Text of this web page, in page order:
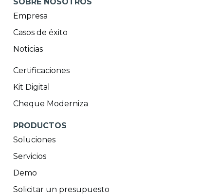
Empresa
Casos de éxito
Noticias
Certificaciones
Kit Digital
Cheque Moderniza
PRODUCTOS
Soluciones
Servicios
Demo
Solicitar un presupuesto